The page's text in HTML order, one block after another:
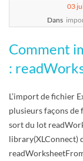
03
Dans
Comment
:
L’import de fichier
plusieurs façons de
sort du lot
library(XLConnect)